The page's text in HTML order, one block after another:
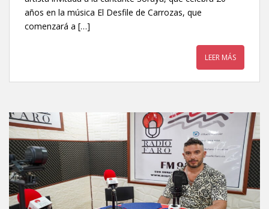
años en la música El Desfile de Carrozas, que
comenzará a […]
LEER MÁS